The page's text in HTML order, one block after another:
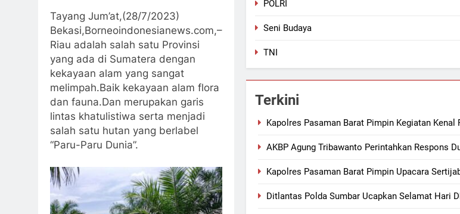
Tayang Jum’at,(28/7/2023)
Bekasi,Borneoindonesianews.com,–
Riau adalah salah satu Provinsi
yang ada di Sumatera dengan
kekayaan alam yang sangat
melimpah.Baik kekayaan alam flora
dan fauna.Dan merupakan garis
lintas khatulistiwa serta menjadi
salah satu hutan yang berlabel
“Paru-Paru Dunia”.
POLRI
Seni Budaya
TNI
Terkini
Kapolres Pasaman Barat Pimpin Kegiatan
AKBP Agung Tribawanto Perintahkan Respons
Kapolres Pasaman Barat Pimpin Upacara
Ditlantas Polda Sumbar Ucapkan Selamat Hari